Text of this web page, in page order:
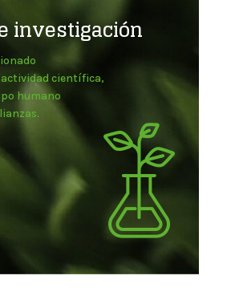
investigación
científica,
humano